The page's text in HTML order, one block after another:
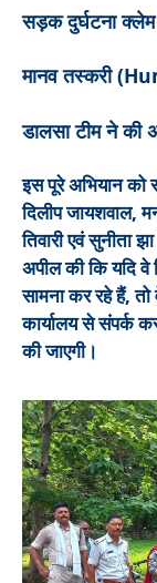
सड़क दुर्घटना
मानव तस्करी
डालसा टीम ने की
इस पूरे अभियान को
दिलीप जायशवाल,
तिवारी एवं सुनीता
अपील की कि यदि वे
सामना कर रहे हैं,
कार्यालय से संपर्क
की जाएगी।